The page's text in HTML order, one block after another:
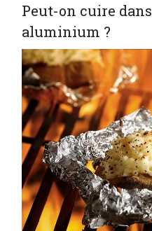
Peut-on cuire
aluminium ?